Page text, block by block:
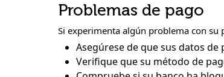
Problemas de pago
Si experimenta algún problema con
Asegúrese de que sus datos
Verifique que su método de